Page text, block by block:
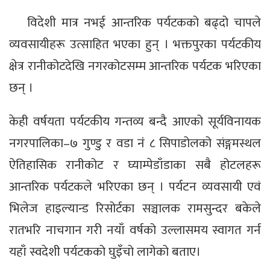
विदेशी मात्र नभई आन्तरिक पर्यटकको बढ्दो चापले
व्यवसायीहरू उत्साहित भएका हुन् । भक्तपुरका पर्यटकीय
क्षेत्र रानीकोटदेखि नगरकोटसम्म आन्तरिक पर्यटक भरिएका
छन् ।
केही वर्षयता पर्यटकीय गन्तव्य बन्दै आएको सूर्यविनायक
नगरपालिका–७ गुण्डु र वडा नंं ८ सिपाडोलको संङ्गमस्थल
ऐतिहासिक रानीकोट र घ्याम्पेडाँडाका सबै होटलहरू
आन्तरिक पर्यटकले भरिएका छन् । पर्यटन व्यवसायी एवं
भिलेज हाइल्यान्ड रिसोर्टका सञ्चालक रामसुन्दर बकेले
रातभरि नाचगान गरी नयाँ वर्षको उल्लासमय स्वागत गर्न
यहाँ स्वदेशी पर्यटकको घुइँचो लागेको बताए।